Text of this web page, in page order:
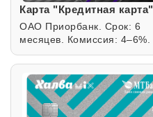
Карта "Кредитная карта"
ОАО Приорбанк. Срок: 6
месяцев. Комиссия: 4–6%.